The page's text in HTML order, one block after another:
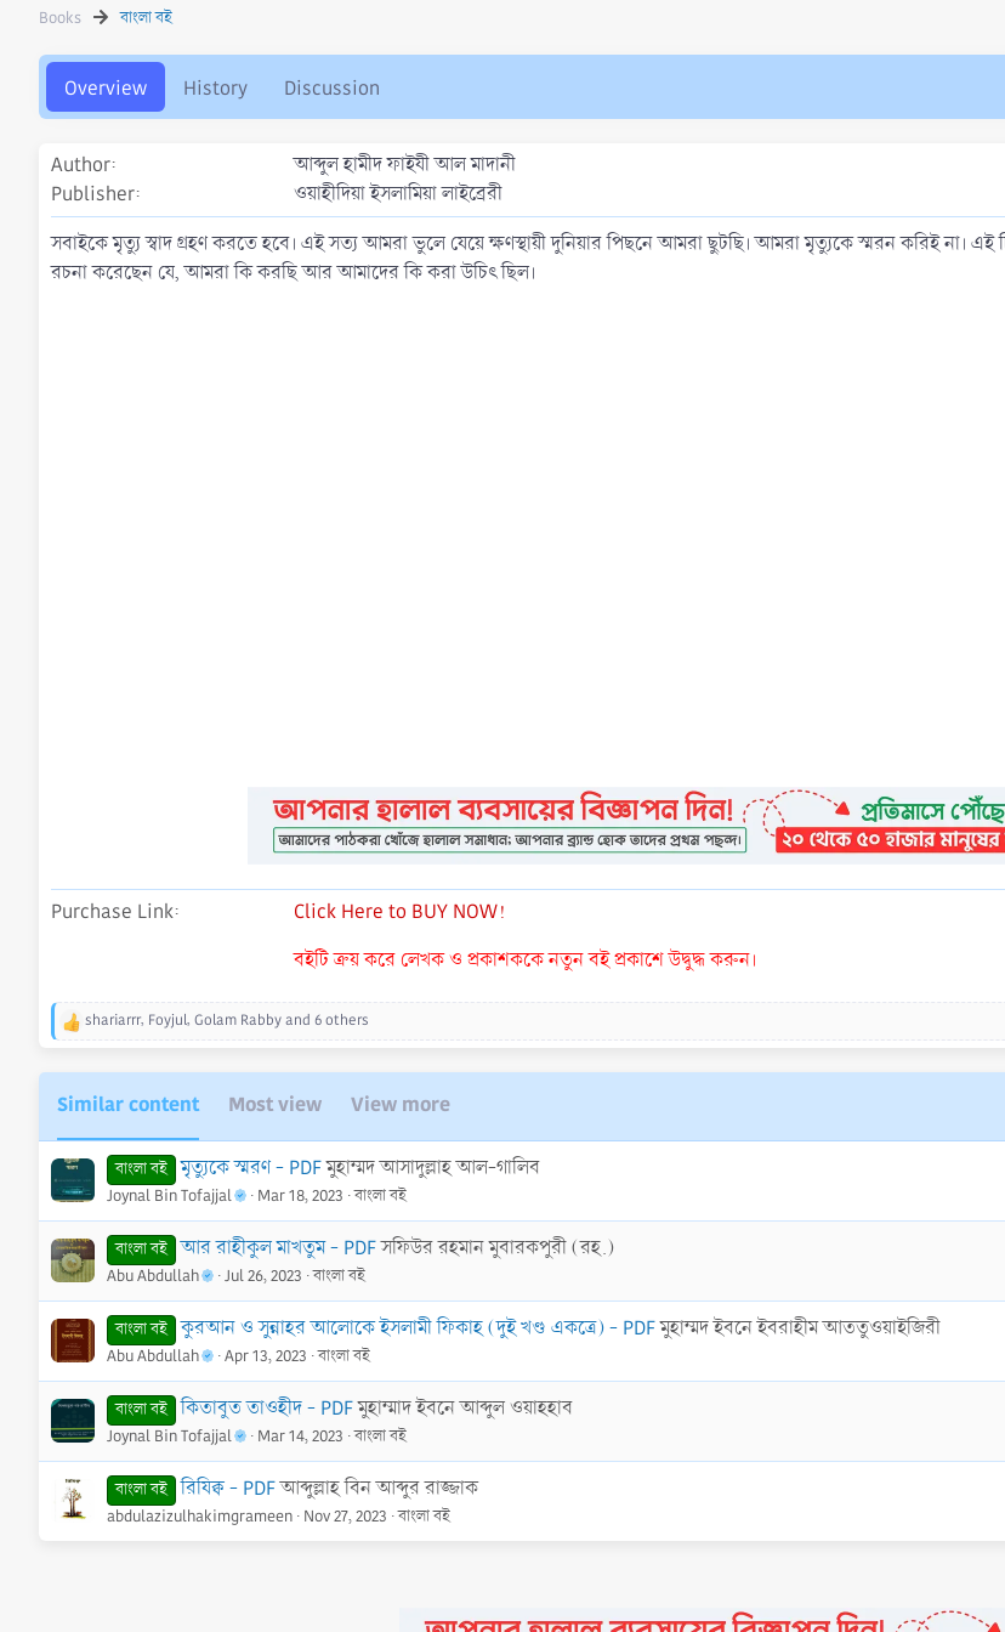
h
r
i
o
Books বাংলা বই
Overview History Discussion
Author
আব্দুল হামীদ ফাইযী আল মাদানী
Publisher
ওয়াহীদিয়া ইসলামিয়া লাইব্রেরী
সবাইকে মৃত্যু স্বাদ গ্রহণ করতে হবে। এই সত্য আমরা ভুলে যেয়ে ক্ষণস্থায়ী দুনিয়ার পিছনে আমরা ছুটছি। আমরা মৃত্যুকে স্মরন করিই না।
রচনা করেছেন যে, আমরা কি করছি আর আমাদের কি করা উচিৎ ছিল।
Purchase Link
Click Here to BUY NOW!
বইটি ক্রয় করে লেখক ও প্রকাশককে নতুন বই প্রকাশে উদ্বুদ্ধ করুন।
R
a
c
t
i
o
n
s
:
shariarrr, Foyjul, Golam Rabbyand 6 others
Similar content Most view View more
বাংলা বই মৃত্যুকে স্মরণ - PDFমুহাম্মদ আসাদুল্লাহ আল-গালিব
Joynal Bin Tofajjal Mar 18, 2023 বাংলা বই
বাংলা বই আর রাহীকুল মাখতুম - PDFসফিউর রহমান মুবারকপুরী (রহ.)
Abu Abdullah Jul 26, 2023 বাংলা বই
বাংলা বই কুরআন ও সুন্নাহর আলোকে ইসলামী ফিকাহ (দুই খণ্ড একত্রে) - PDFমুহাম্মদ ইবনে ইবরাহীম আততুওয়াইজিরী
Abu Abdullah Apr 13, 2023 বাংলা বই
বাংলা বই কিতাবুত তাওহীদ - PDFমুহাম্মাদ ইবনে আব্দুল ওয়াহহাব
Joynal Bin Tofajjal Mar 14, 2023 বাংলা বই
বাংলা বই রিযিক্ব - PDFআব্দুল্লাহ বিন আব্দুর রাজ্জাক
abdulazizulhakimgrameen Nov 27, 2023 বাংলা বই